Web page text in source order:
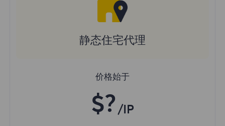
静态住宅代理
价格始于
$? /IP